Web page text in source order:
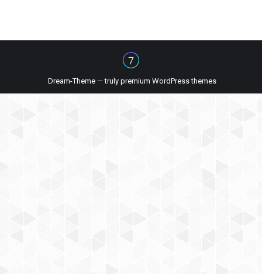
Dream-Theme — truly premium WordPress themes